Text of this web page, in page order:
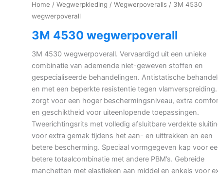
Home / Wegwerpkleding / Wegwerpoveralls / 3M 4530
wegwerpoverall
3M 4530 wegwerpoverall
3M 4530 wegwerpoverall. Vervaardigd uit een unieke
combinatie van ademende niet-geweven stoffen en
gespecialiseerde behandelingen. Antistatische
en met een beperkte resistentie tegen
zorgt voor een hoger beschermingsniveau, extra
en geschiktheid voor uiteenlopende toepassingen.
Tweerichtingsrits met volledig afsluitbare verdekte
voor extra gemak tijdens het aan- en uittrekken en een
betere bescherming. Speciaal vormgegeven kap voor
betere totaalcombinatie met andere PBM’s. Gebreide
manchetten met elastieken aan middel en enkels voor